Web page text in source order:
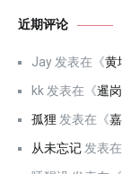
近期评论
Jay 发表在《黄
kk 发表在《暹
孤狸 发表在《
从未忘记 发表